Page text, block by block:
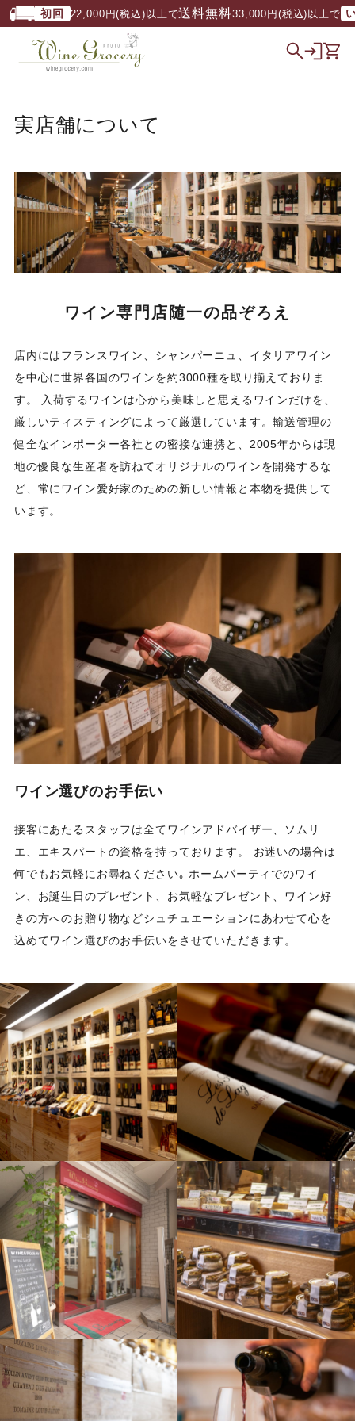
回 22,000円(税込)以上で送料無料/ 33,000円(税込)以上で いつでも
実店舗について
ワイン専門店随一の品ぞろえ
店内にはフランスワイン、シャンパーニュ、イタリアワイン
を中心に世界各国のワインを約3000種を取り揃えておりま
す。 入荷するワインは心から美味しと思えるワインだけを、
厳しいティスティングによって厳選しています。輸送管理の
健全なインポーター各社との密接な連携と、2005年からは現
地の優良な生産者を訪ねてオリジナルのワインを開発するな
ど、常にワイン愛好家のための新しい情報と本物を提供して
います。
ワイン選びのお手伝い
接客にあたるスタッフは全てワインアドバイザー、ソムリ
エ、エキスパートの資格を持っております。 お迷いの場合は
何でもお気軽にお尋ねください｡ ホームパーティでのワイ
ン、お誕生日のプレゼント、お気軽なプレゼント、ワイン好
きの方へのお贈り物などシュチュエーションにあわせて心を
込めてワイン選びのお手伝いをさせていただきます。